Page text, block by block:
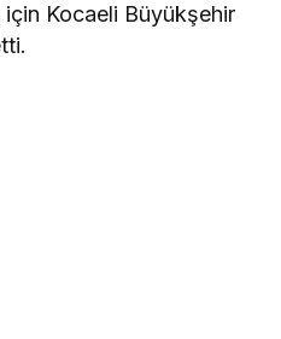
için Kocaeli Büyükşehir